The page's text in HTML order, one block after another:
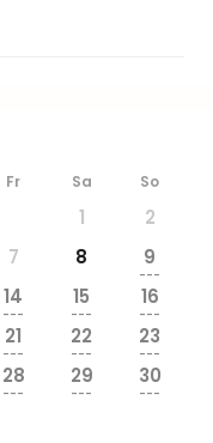
Fr Sa So
1
2
7 8 9
---
14
---
15
---
16
---
21
---
22
---
23
---
28
---
29
---
30
---